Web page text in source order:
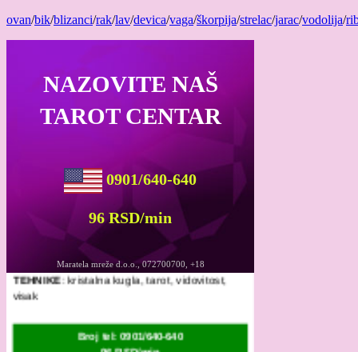
ovan/bik/blizanci/rak/lav/devica/vaga/škorpija/strelac/jarac/vodolija/